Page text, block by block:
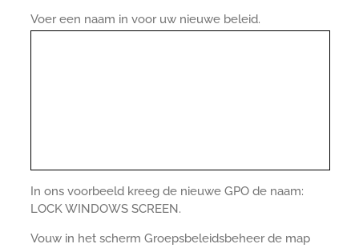
Voer een naam in voor uw nieuwe beleid.
In ons voorbeeld kreeg de nieuwe GPO de naam:
LOCK WINDOWS SCREEN.
Vouw in het scherm Groepsbeleidsbeheer de map